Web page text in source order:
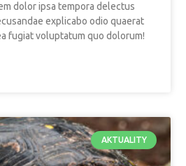
dolor ipsa tempora delectus
explicabo odio quaerat
fugiat voluptatum quo dolorum!
AKTUALITY